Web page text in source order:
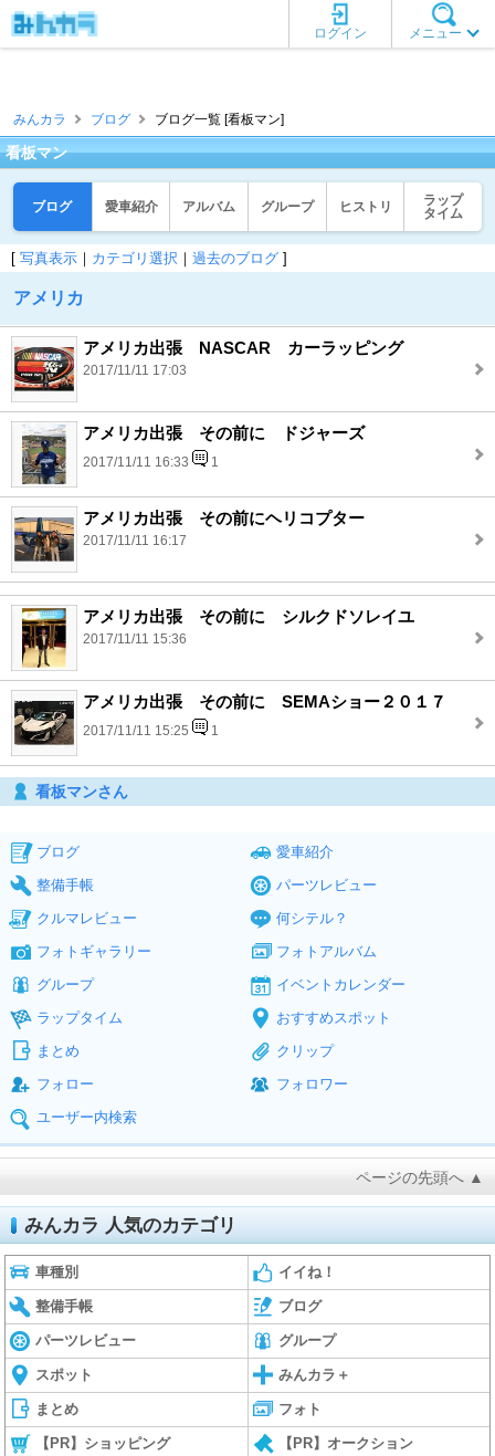
メニュー
ログイン
みんカラ ブログ ブログ一覧 [看板マン]
看板マン
ブログ 愛車紹介 アルバム グループ ヒストリ
ラップ
タイム
[ 写真表示 ｜ カテゴリ選択 ｜ 過去のブログ ]
アメリカ
アメリカ出張 NASCAR カーラッピング
2017/11/11 17:03
アメリカ出張 その前に ドジャーズ
2017/11/11 16:33 1
アメリカ出張 その前にヘリコプター
2017/11/11 16:17
アメリカ出張 その前に シルクドソレイユ
2017/11/11 15:36
アメリカ出張 その前に SEMAショー２０１７
2017/11/11 15:25 1
看板マンさん
ブログ
愛車紹介
整備手帳
パーツレビュー
クルマレビュー
何シテル？
フォトギャラリー
フォトアルバム
グループ
イベントカレンダー
ラップタイム
おすすめスポット
まとめ
クリップ
フォロー
フォロワー
ユーザー内検索
ページの先頭へ ▲
みんカラ 人気のカテゴリ
車種別 イイね！
整備手帳 ブログ
パーツレビュー グループ
スポット みんカラ＋
まとめ フォト
【PR】ショッピング 【PR】オークション